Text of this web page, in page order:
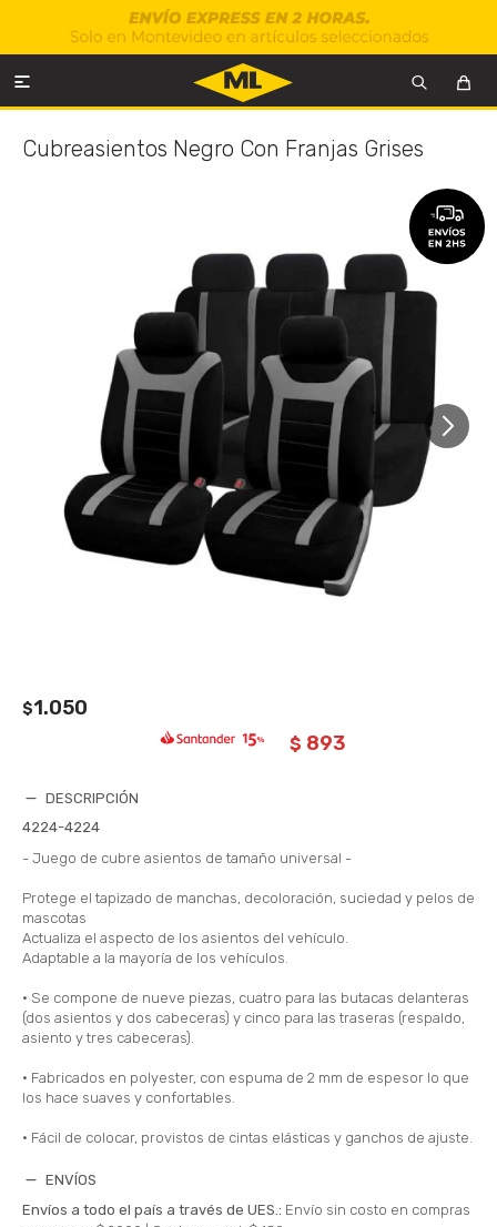

Cubreasientos Negro Con Franjas Grises
$1.050
$ 893
DESCRIPCIÓN
4224-4224
- Juego de cubre asientos de tamaño universal -
Protege el tapizado de manchas, decoloración, suciedad y pelos de
mascotas
Actualiza el aspecto de los asientos del vehículo.
Adaptable a la mayoría de los vehículos.
• Se compone de nueve piezas, cuatro para las butacas delanteras
(dos asientos y dos cabeceras) y cinco para las traseras (respaldo,
asiento y tres cabeceras).
• Fabricados en polyester, con espuma de 2 mm de espesor lo que
los hace suaves y confortables.
• Fácil de colocar, provistos de cintas elásticas y ganchos de ajuste.
ENVÍOS
Envíos a todo el país a través de UES.: Envío sin costo en compras